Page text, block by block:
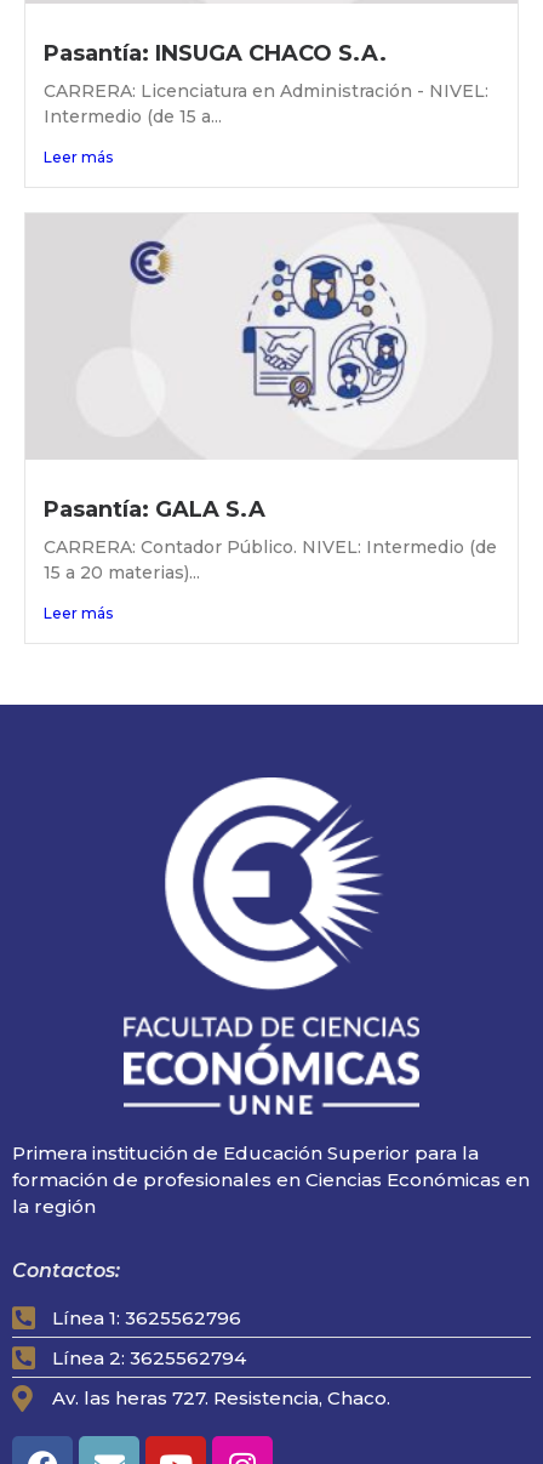
Pasantía: INSUGA CHACO S.A.
CARRERA: Licenciatura en Administración - NIVEL:
Intermedio (de 15 a...
Leer más
Pasantía: GALA S.A
CARRERA: Contador Público. NIVEL: Intermedio (de
15 a 20 materias)...
Leer más
Primera institución de Educación Superior para la
formación de profesionales en Ciencias Económicas en
la región
Contactos:
Línea 1: 3625562796
Línea 2: 3625562794
Av. las heras 727. Resistencia, Chaco.